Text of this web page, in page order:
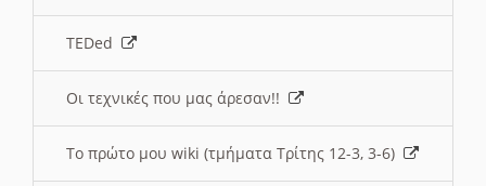
TEDed
Οι τεχνικές που μας άρεσαν!!
Το πρώτο μου wiki (τμήματα Τρίτης 12-3, 3-6)